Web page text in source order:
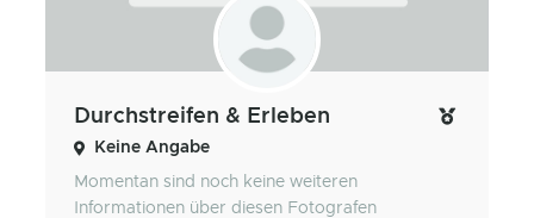
Durchstreifen & Erleben
Keine Angabe
Momentan sind noch keine weiteren
Informationen über diesen Fotografen